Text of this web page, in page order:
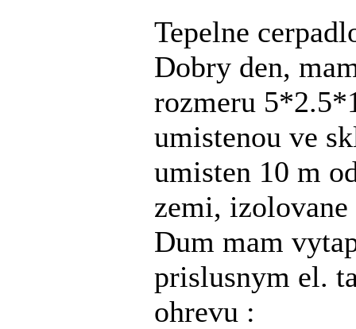
Tepelne
Dobry den,
rozmeru
umistenou ve
umisten 10 m
zemi,
Dum mam
prislusnym el.
ohrevu :